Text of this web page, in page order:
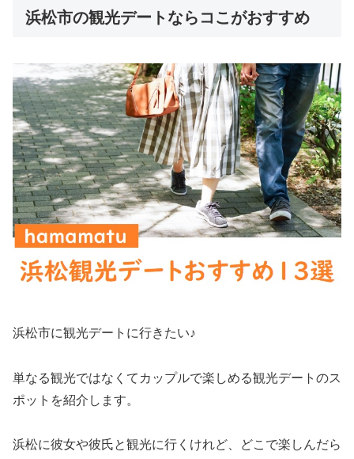
浜松市の観光デートならコこがおすすめ
浜松市に観光デートに行きたい♪
単なる観光ではなくてカップルで楽しめる観光デートのス
ポットを紹介します。
浜松に彼女や彼氏と観光に行くけれど、どこで楽しんだら